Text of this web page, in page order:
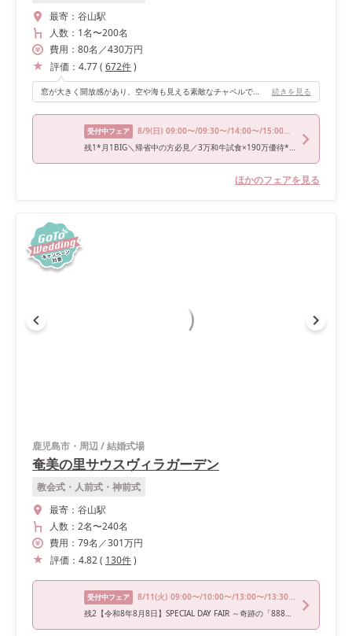
最寄： 谷山駅
人数： 1名〜200名
費用： 80名 ／430万円
評価： 4.77( 672件)
窓が大きく開放感があり、空や海も見える素敵なチャペルでした。 続きを見る
受付中フェア 8/9(日) 09:00〜/09:30〜/14:00〜/15:00〜/16:00〜
残1*月1BIG＼帰省中の方必見／3万和牛試食×190万優待*アマギフ3万贈呈
ほかのフェアを見る
鹿児島市・周辺/結婚式場
奄美の里サウスヴィラガーデン
教会式・人前式・神前式
最寄： 谷山駅
人数： 2名〜240名
費用： 79名 ／301万円
評価： 4.82( 130件)
受付中フェア 8/11(火) 09:00〜/10:00〜/13:00〜/13:30〜/16:00〜
残2【令和8年8月8日】SPECIAL DAY FAIR ～奇跡の「888」に想いを繋ぐ、限定ブライダルフェア